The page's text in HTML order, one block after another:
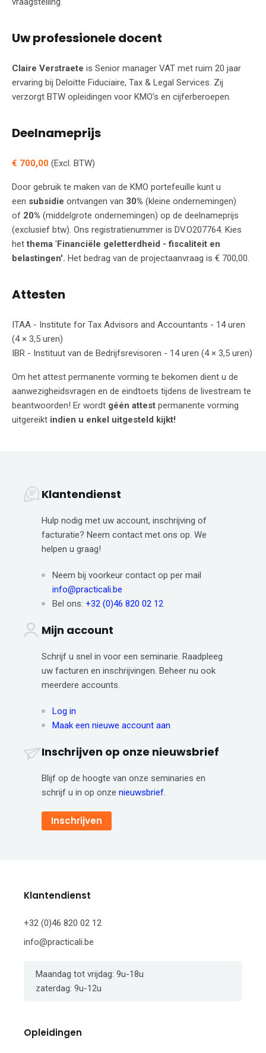
Uw professionele docent
Claire Verstraete is Senior manager VAT met ruim 20 jaar
ervaring bij Deloitte Fiduciaire, Tax & Legal Services. Zij
verzorgt BTW opleidingen voor KMO’s en cijferberoepen.
Deelnameprijs
€ 700,00 (Excl. BTW)
Door gebruik te maken van de KMO portefeuille kunt u
een subsidie ontvangen van 30% (kleine ondernemingen)
of 20% (middelgrote ondernemingen) op de deelnameprijs
(exclusief btw). Ons registratienummer is DV.O207764. Kies
hetthema 'Financiële geletterdheid - fiscaliteit en
belastingen'. Het bedrag van de projectaanvraag is € 700,00.
Attesten
ITAA - Institute for Tax Advisors and Accountants - 14 uren
(4 × 3,5 uren)
IBR - Instituut van de Bedrijfsrevisoren - 14 uren (4 × 3,5 uren)
Om het attest permanente vorming te bekomen dient u de
aanwezigheidsvragen en de eindtoets tijdens de livestream te
beantwoorden! Er wordt géén attest permanente vorming
uitgereikt indien u enkel uitgesteld kijkt!
Klantendienst
Hulp nodig met uw account, inschrijving of
facturatie? Neem contact met ons op. We
helpen u graag!
Neem bij voorkeur contact op per mail
info@practicali.be
Bel ons: +32 (0)46 820 02 12
Mijn account
Schrijf u snel in voor een seminarie. Raadpleeg
uw facturen en inschrijvingen. Beheer nu ook
meerdere accounts.
Log in
Maak een nieuwe account aan
Inschrijven op onze nieuwsbrief
Blijf op de hoogte van onze seminaries en
schrijf u in op onze nieuwsbrief.
Inschrijven
Opleidingen
Klantendienst
+32 (0)46 820 02 12
info@practicali.be
Maandag tot vrijdag: 9u-18u
zaterdag: 9u-12u